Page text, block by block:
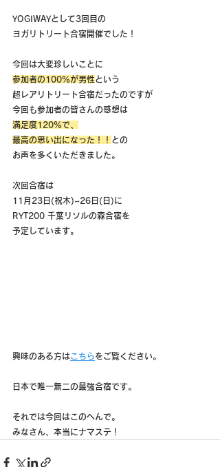
YOGIWAYとして3回目の
ヨガリトリート合宿開催でした！
今回は大変珍しいことに
参加者の100％が男性という
超レアリトリート合宿だったのですが
今回も参加者の皆さんの感想は
満足度120％で、
最高の思い出になった！！ との
お声を多くいただきました。
次回合宿は
11月23日(祝木)~26日(日)に
RYT200 千葉リソルの森合宿を
予定しています。
興味のある方はこちらをご覧ください。
日本で唯一無二の最強合宿です。
それでは今回はこのへんで。
みなさん、本当にナマステ！